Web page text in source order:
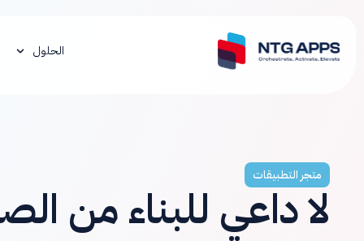
الحلول
متجر التطبيقات
لا داعي للبناء من